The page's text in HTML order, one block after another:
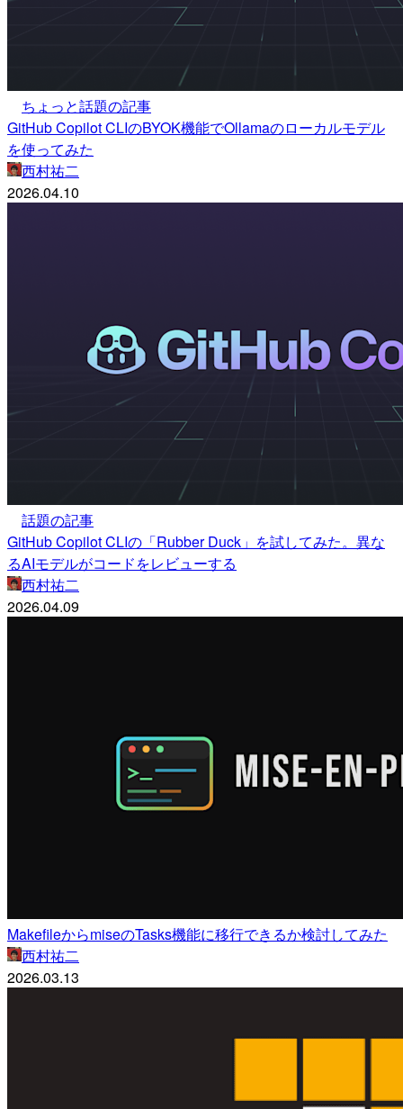
ちょっと話題の記事
GitHub Copilot CLIのBYOK機能でOllamaのローカルモデル
を使ってみた
西村祐二
2026.04.10
話題の記事
GitHub Copilot CLIの「Rubber Duck」を試してみた。異な
るAIモデルがコードをレビューする
西村祐二
2026.04.09
MakefileからmiseのTasks機能に移行できるか検討してみた
西村祐二
2026.03.13